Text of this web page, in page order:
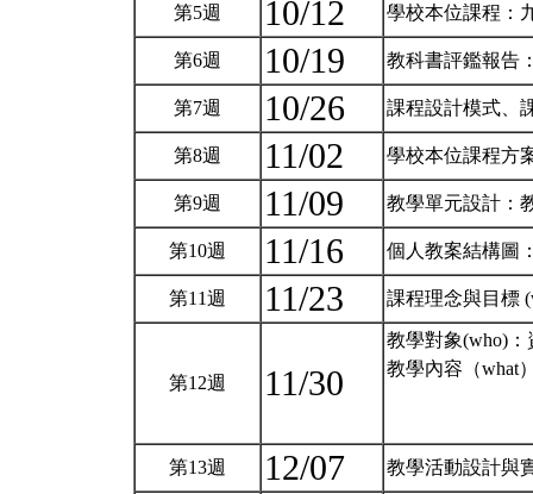
第5週 10/12 學校本位課程：
第6週 10/19 教科書評鑑報告
第7週 10/26 課程設計模式、
第8週 11/02 學校本位課程方
第9週 11/09 教學單元設計：
第10週 11/16 個人教案結構圖
第11週 11/23 課程理念與目標
第12週 11/30
教學對象(who)
教學內容（what
第13週 12/07 教學活動設計與